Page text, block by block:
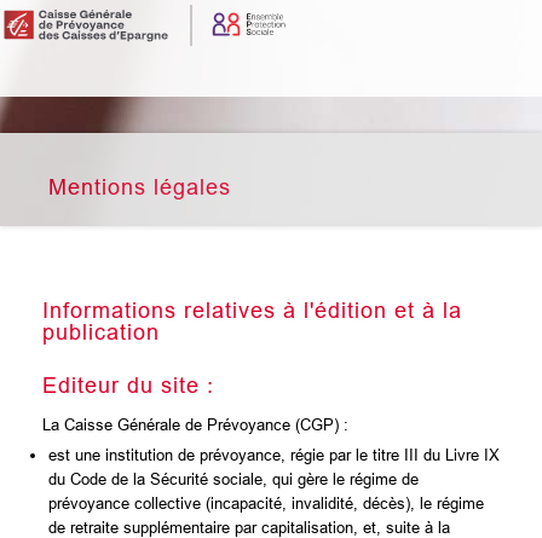
Mentions légales
Informations relatives à l'édition et à la
publication
Editeur du site :
La Caisse Générale de Prévoyance (CGP) :
est une institution de prévoyance, régie par le titre III du Livre IX
du Code de la Sécurité sociale, qui gère le régime de
prévoyance collective (incapacité, invalidité, décès), le régime
de retraite supplémentaire par capitalisation, et, suite à la